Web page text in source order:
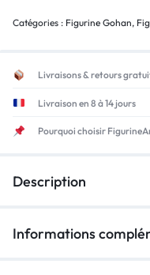
Catégories : Figurine Gohan,
Livraisons & retours
Livraison en 8 à 14 jours
Pourquoi choisir
Description
Informations